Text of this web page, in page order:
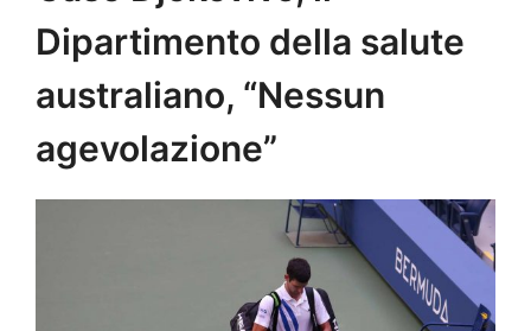
Dipartimento della salute
australiano, “Nessun
agevolazione”